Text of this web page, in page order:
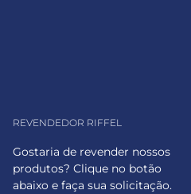
REVENDEDOR RIFFEL
Gostaria de revender nossos
produtos? Clique no botão
abaixo e faça sua solicitação.